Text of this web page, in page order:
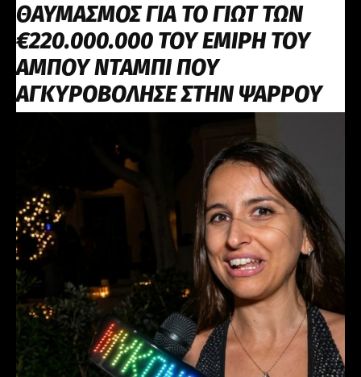
ΘΑΥΜΑΣΜΟΣ ΓΙΑ ΤΟ ΓΙΩΤ ΤΩΝ
€220.000.000 ΤΟΥ ΕΜΙΡΗ ΤΟΥ
ΑΜΠΟΥ ΝΤΑΜΠΙ ΠΟΥ
ΑΓΚΥΡΟΒΟΛΗΣΕ ΣΤΗΝ ΨΑΡΡΟΥ